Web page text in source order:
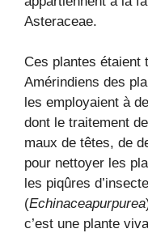
Asteraceae.
Ces plantes étaient
Amérindiens des
les employaient à
dont le traitement
maux de têtes, de
pour nettoyer les
les piqûres
(Echinaceapurpurea
c’est une plante